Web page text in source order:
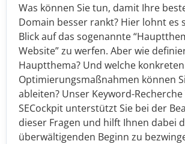
Was können Sie tun, damit Ihre
Domain besser rankt? Hier lohnt es
Blick auf das sogenannte
Website” zu werfen. Aber wie
Hauptthema? Und welche konkreten
Optimierungsmaßnahmen können
ableiten? Unser Keyword-Recherche
SECockpit unterstützt Sie bei der
dieser Fragen und hilft Ihnen dabei
überwältigenden Beginn zu